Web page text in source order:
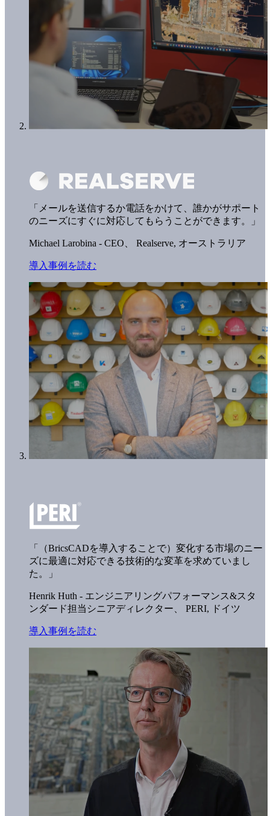
「メールを送信するか電話をかけて、誰かがサポート
のニーズにすぐに対応してもらうことができます。」
Michael Larobina - CEO、 Realserve, オーストラリア
導入事例を読む
「（BricsCADを導入することで）変化する市場のニー
ズに最適に対応できる技術的な変革を求めていまし
た。」
Henrik Huth - エンジニアリングパフォーマンス&スタ
ンダード担当シニアディレクター、
PERI, ドイツ
導入事例を読む